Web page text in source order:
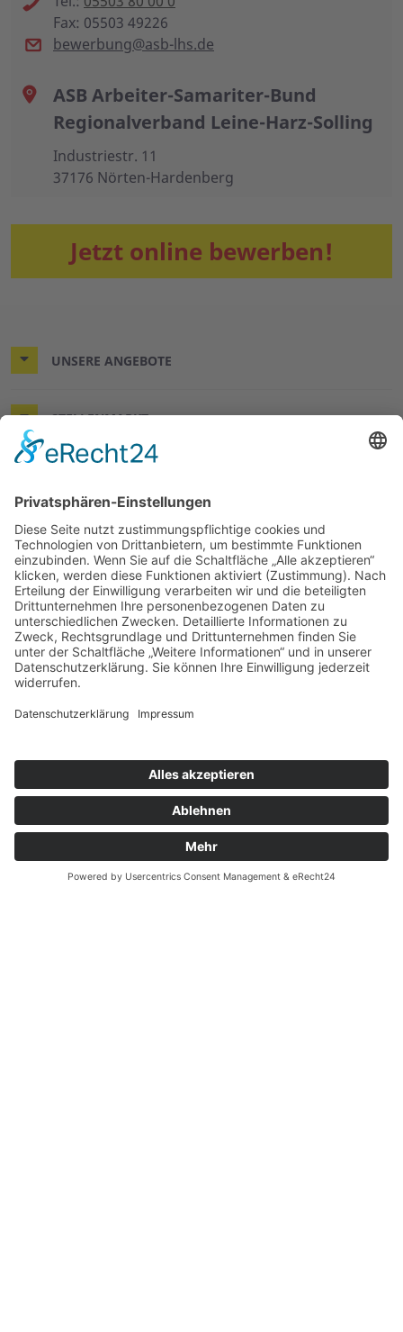
Fax: 05503 49226
bewerbung@asb-lhs.de
ASB Arbeiter-Samariter-Bund
Regionalverband Leine-Harz-Solling
Industriestr. 11
37176 Nörten-Hardenberg
Jetzt online bewerben!
UNSERE ANGEBOTE
STELLENMARKT
DER WÜNSCHEWAGEN
© 2026 Arbeiter-Samariter-Bund Regionalverband Leine-
Harz-Solling
Impressum